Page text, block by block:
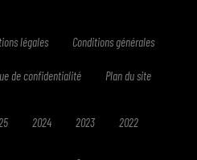
légales Conditions générales
de confidentialité Plan du site
2024 2023 2022